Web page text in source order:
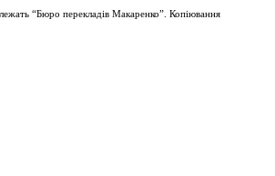
“Бюро перекладів Макаренко”. Копіювання